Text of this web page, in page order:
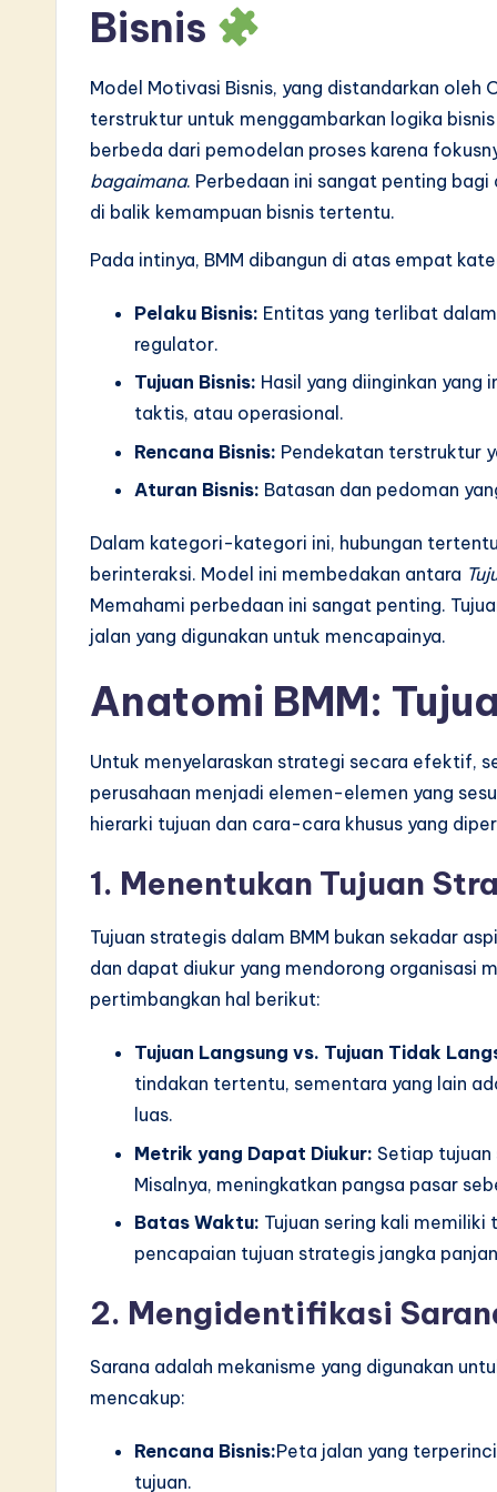
ft
w
Bisnis
Model Motivasi Bisnis, yang distandarkan oleh
terstruktur untuk menggambarkan logika
berbeda dari pemodelan proses karena
bagaimana. Perbedaan ini sangat penting
di balik kemampuan bisnis tertentu.
Pada intinya, BMM dibangun di atas empat
Pelaku Bisnis: Entitas yang terlibat
regulator.
Tujuan Bisnis: Hasil yang diinginkan
taktis, atau operasional.
Rencana Bisnis: Pendekatan terstruktur
Aturan Bisnis: Batasan dan pedoman
Dalam kategori-kategori ini, hubungan
berinteraksi. Model ini membedakan antara
Memahami perbedaan ini sangat penting.
jalan yang digunakan untuk mencapainya.
Anatomi BMM:
Untuk menyelaraskan strategi secara efektif,
perusahaan menjadi elemen-elemen yang
hierarki tujuan dan cara-cara khusus yang
1. Menentukan Tujuan
Tujuan strategis dalam BMM bukan sekadar
dan dapat diukur yang mendorong organisasi
pertimbangkan hal berikut:
Tujuan Langsung vs. Tujuan Tidak
tindakan tertentu, sementara yang lain
luas.
Metrik yang Dapat Diukur: Setiap tujuan
Misalnya, meningkatkan pangsa pasar
Batas Waktu: Tujuan sering kali
pencapaian tujuan strategis jangka
2. Mengidentifikasi
Sarana adalah mekanisme yang digunakan
mencakup:
Rencana Bisnis:Peta jalan yang
tujuan.